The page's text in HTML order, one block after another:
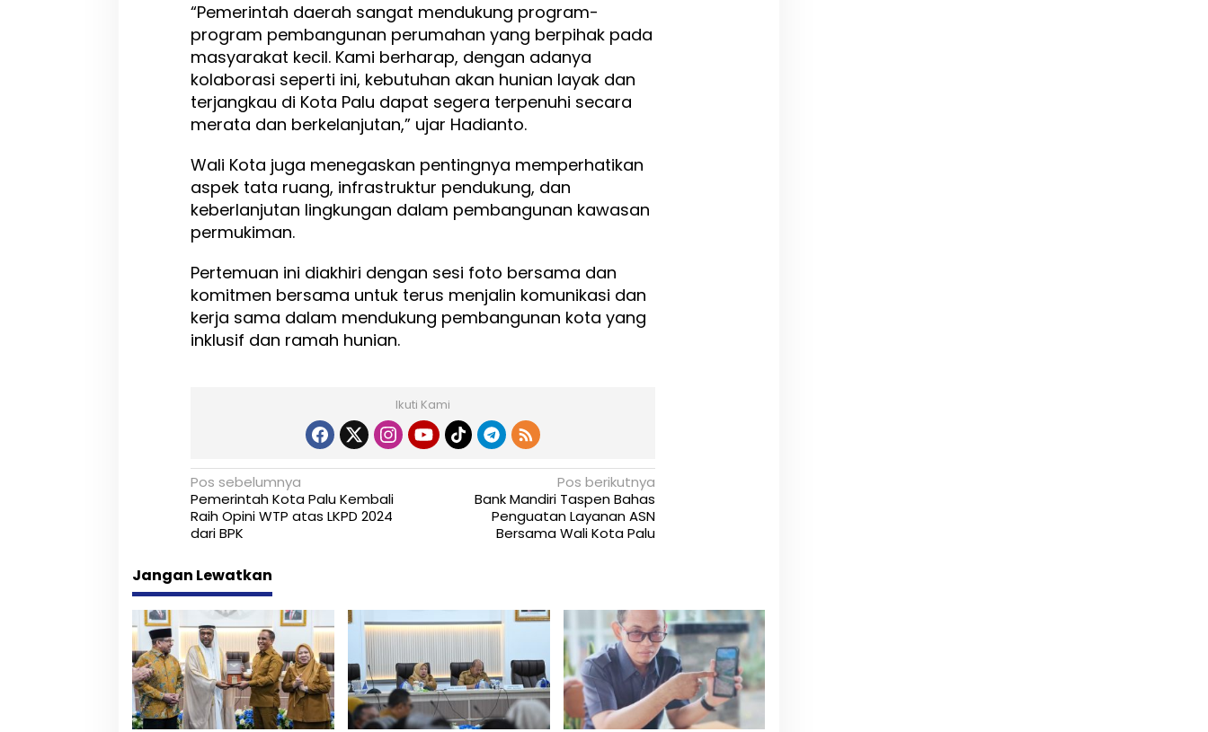
“Pemerintah daerah sangat mendukung program-
program pembangunan perumahan yang berpihak pada
masyarakat kecil. Kami berharap, dengan adanya
kolaborasi seperti ini, kebutuhan akan hunian layak dan
terjangkau di Kota Palu dapat segera terpenuhi secara
merata dan berkelanjutan,” ujar Hadianto.
Wali Kota juga menegaskan pentingnya memperhatikan
aspek tata ruang, infrastruktur pendukung, dan
keberlanjutan lingkungan dalam pembangunan kawasan
permukiman.
Pertemuan ini diakhiri dengan sesi foto bersama dan
komitmen bersama untuk terus menjalin komunikasi dan
kerja sama dalam mendukung pembangunan kota yang
inklusif dan ramah hunian.
Ikuti Kami
N
a
v
i
g
a
s
i
Pos sebelumnya
Pemerintah Kota Palu Kembali
Raih Opini WTP atas LKPD 2024
dari BPK
Pos berikutnya
Bank Mandiri Taspen Bahas
Penguatan Layanan ASN
Bersama Wali Kota Palu
Jangan Lewatkan